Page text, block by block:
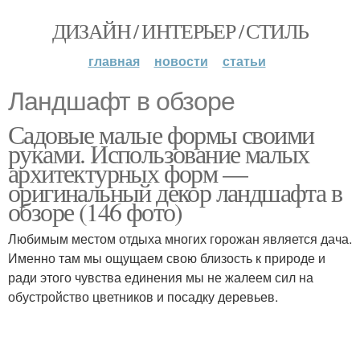
ДИЗАЙН / ИНТЕРЬЕР / СТИЛЬ
главная новости статьи
Ландшафт в обзоре
Садовые малые формы своими
руками. Использование малых
архитектурных форм —
оригинальный декор ландшафта в
обзоре (146 фото)
Любимым местом отдыха многих горожан является дача.
Именно там мы ощущаем свою близость к природе и
ради этого чувства единения мы не жалеем сил на
обустройство цветников и посадку деревьев.